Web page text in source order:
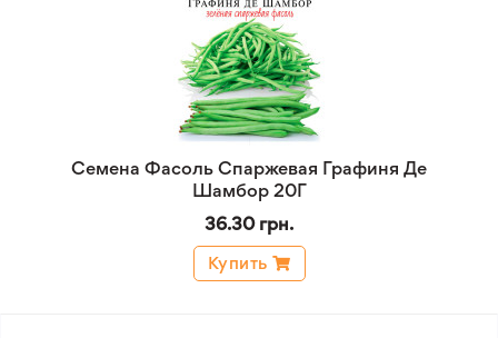
Семена Фасоль Спаржевая Графиня Де
Шамбор 20Г
36.30 грн.
Купить